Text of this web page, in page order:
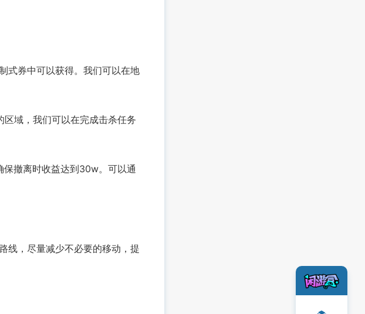
式券中可以获得。我们可以在地
区域，我们可以在完成击杀任务
保撤离时收益达到30w。可以通
，尽量减少不必要的移动，提